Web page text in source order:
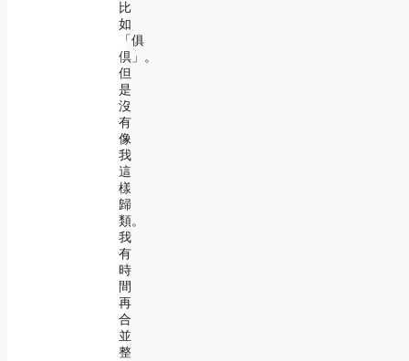
比
如
「俱
倶」。
但
是
沒
有
像
我
這
樣
歸
類。
我
有
時
間
再
合
並
整